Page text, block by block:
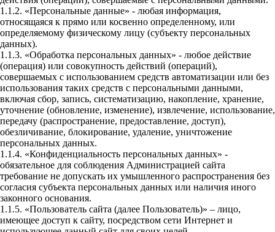
1.1.2. «Персональные данные» - любая информация,
относящаяся к прямо или косвенно определенному, или
определяемому физическому лицу (субъекту персональных
данных).
1.1.3. «Обработка персональных данных» - любое действие
(операция) или совокупность действий (операций),
совершаемых с использованием средств автоматизации или без
использования таких средств с персональными данными,
включая сбор, запись, систематизацию, накопление, хранение,
уточнение (обновление, изменение), извлечение, использование,
передачу (распространение, предоставление, доступ),
обезличивание, блокирование, удаление, уничтожение
персональных данных.
1.1.4. «Конфиденциальность персональных данных» -
обязательное для соблюдения Администрацией сайта
требование не допускать их умышленного распространения без
согласия субъекта персональных данных или наличия иного
законного основания.
1.1.5. «Пользователь сайта (далее Пользователь)» – лицо,
имеющее доступ к сайту, посредством сети Интернет и